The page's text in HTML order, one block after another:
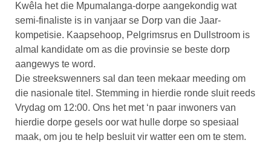
Kwêla het die Mpumalanga-dorpe aangekondig wat
semi-finaliste is in vanjaar se Dorp van die Jaar-
kompetisie. Kaapsehoop, Pelgrimsrus en Dullstroom is
almal kandidate om as die provinsie se beste dorp
aangewys te word.
Die streekswenners sal dan teen mekaar meeding om
die nasionale titel. Stemming in hierdie ronde sluit reeds
Vrydag om 12:00. Ons het met ‘n paar inwoners van
hierdie dorpe gesels oor wat hulle dorpe so spesiaal
maak, om jou te help besluit vir watter een om te stem.